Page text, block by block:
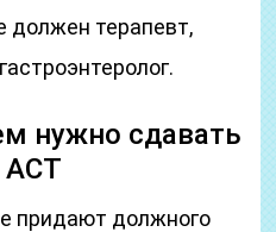
должен терапевт,
нужно сдавать
АСТ
придают должного